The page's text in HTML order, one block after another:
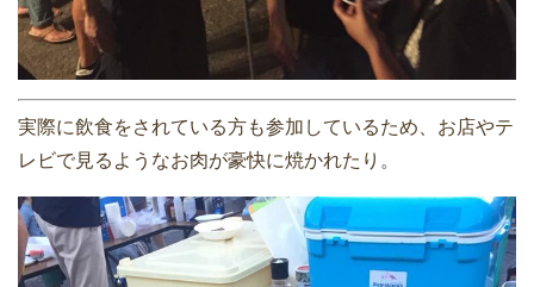
実際に飲食をされている方も参加しているため、お店やテ
レビで見るようなお肉が豪快に焼かれたり。